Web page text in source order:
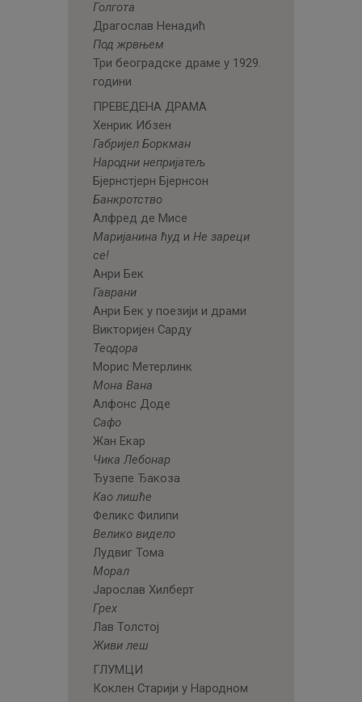
Голгота
Драгослав Ненадић
Под жрвњем
Три београдске драме у 1929.
години
ПРЕВЕДЕНА ДРАМА
Хенрик Ибзен
Габријел Боркман
Народни непријатељ
Бјернстјерн Бјернсон
Банкротство
Алфред де Мисе
Маријанина ћуд и Не зареци
се!
Анри Бек
Гаврани
Анри Бек у поезији и драми
Викторијен Сарду
Теодора
Морис Метерлинк
Мона Вана
Алфонс Доде
Сафо
Жан Екар
Чика Лебонар
Ђузепе Ђакоза
Као лишће
Феликс Филипи
Велико видело
Лудвиг Тома
Морал
Јарослав Хилберт
Грех
Лав Толстој
Живи леш
ГЛУМЦИ
Коклен Старији у Народном